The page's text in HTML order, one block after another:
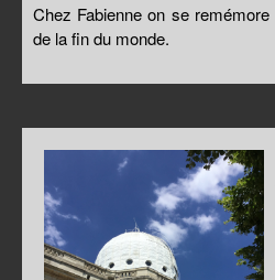
Chez Fabienne on se
de la fin du monde.